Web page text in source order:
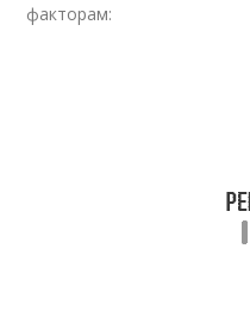
факторам: